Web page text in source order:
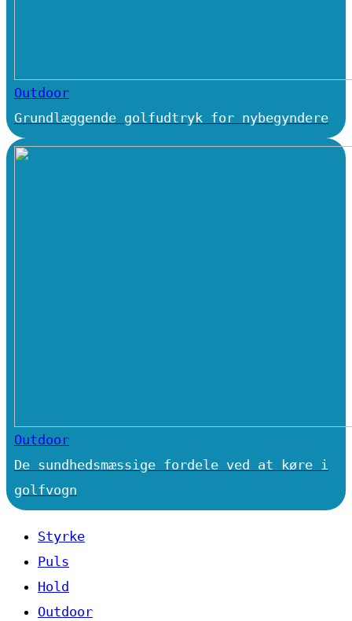
Outdoor
Grundlæggende golfudtryk for nybegyndere
Outdoor
De sundhedsmæssige fordele ved at køre i
golfvogn
Styrke
Puls
Hold
Outdoor